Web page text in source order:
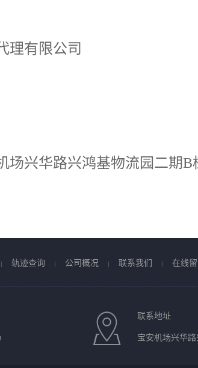
理有限公司
场兴华路兴鸿基物流园二期B
| 轨迹查询 | 公司概况 | 联系我们 | 在线
联系地址
宝安机场兴华